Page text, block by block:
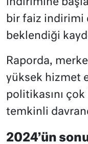
indirimine
bir faiz indirimi
beklendiği
Raporda,
yüksek hizmet
politikasını
temkinli
2024’ün